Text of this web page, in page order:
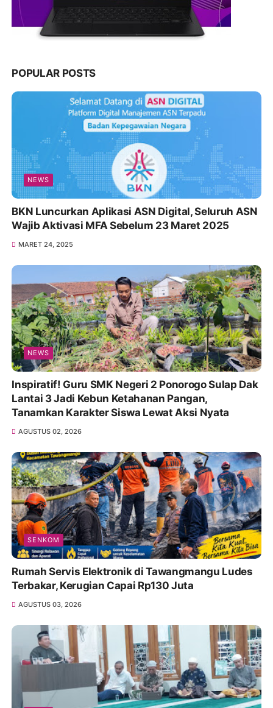
POPULAR POSTS
NEWS
BKN Luncurkan Aplikasi ASN Digital, Seluruh ASN
Wajib Aktivasi MFA Sebelum 23 Maret 2025
MARET 24, 2025
NEWS
Inspiratif! Guru SMK Negeri 2 Ponorogo Sulap Dak
Lantai 3 Jadi Kebun Ketahanan Pangan,
Tanamkan Karakter Siswa Lewat Aksi Nyata
AGUSTUS 02, 2026
SENKOM
Rumah Servis Elektronik di Tawangmangu Ludes
Terbakar, Kerugian Capai Rp130 Juta
AGUSTUS 03, 2026